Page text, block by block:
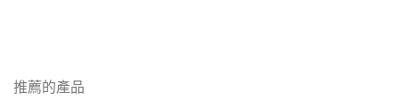
推薦的產品